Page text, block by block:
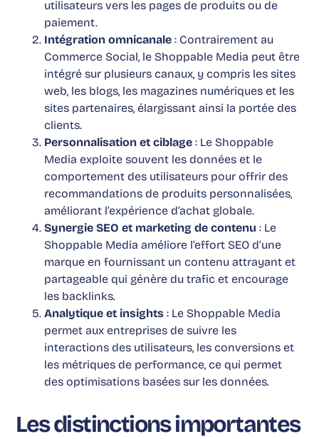
utilisateurs vers les pages de produits ou de
paiement.
Intégration omnicanale : Contrairement au
Commerce Social, le Shoppable Media peut être
intégré sur plusieurs canaux, y compris les sites
web, les blogs, les magazines numériques et les
sites partenaires, élargissant ainsi la portée des
clients.
Personnalisation et ciblage : Le Shoppable
Media exploite souvent les données et le
comportement des utilisateurs pour offrir des
recommandations de produits personnalisées,
améliorant l’expérience d’achat globale.
Synergie SEO et marketing de contenu : Le
Shoppable Media améliore l’effort SEO d’une
marque en fournissant un contenu attrayant et
partageable qui génère du trafic et encourage
les backlinks.
Analytique et insights : Le Shoppable Media
permet aux entreprises de suivre les
interactions des utilisateurs, les conversions et
les métriques de performance, ce qui permet
des optimisations basées sur les données.
Les distinctions importantes